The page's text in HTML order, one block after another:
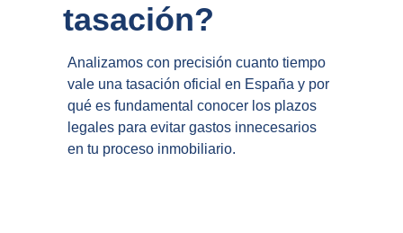
tasación?
Analizamos con precisión cuanto tiempo
vale una tasación oficial en España y por
qué es fundamental conocer los plazos
legales para evitar gastos innecesarios
en tu proceso inmobiliario.